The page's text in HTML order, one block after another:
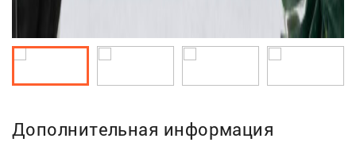
Дополнительная информация